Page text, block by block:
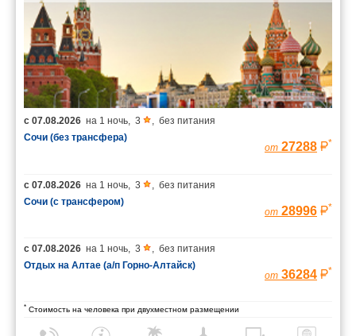
с 07.08.2026 на 1 ночь, 3 , без питания
Сочи (без трансфера)
от 27288 *
с 07.08.2026 на 1 ночь, 3 , без питания
Сочи (с трансфером)
от 28996 *
с 07.08.2026 на 1 ночь, 3 , без питания
Отдых на Алтае (а/п Горно-Алтайск)
от 36284 *
* Стоимость на человека при двухместном размещении